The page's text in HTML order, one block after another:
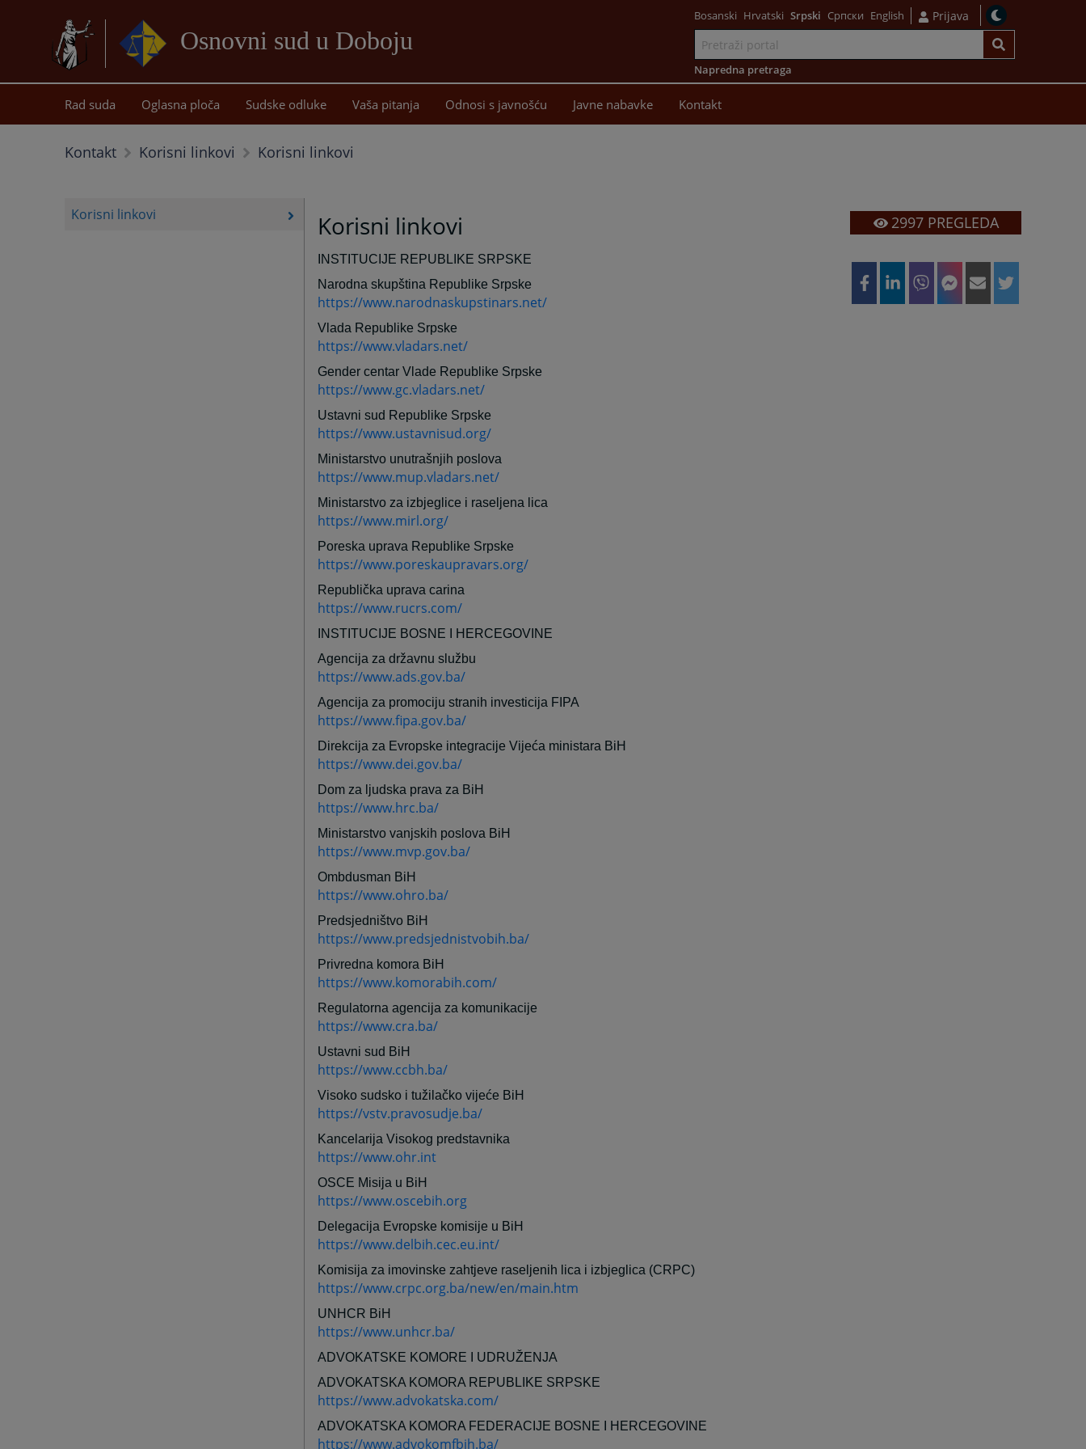
Osnovni sud u Doboju
sadržaj
Bosanski Hrvatski Srpski Српски English Prijava
Napredna pretraga
Rad suda Oglasna ploča Sudske odluke Vaša pitanja Odnosi s javnošću Javne nabavke Kontakt
Kontakt Korisni linkovi Korisni linkovi
Korisni linkovi Korisni linkovi
INSTITUCIJE REPUBLIKE SRPSKE
Narodna skupština Republike Srpske
https://www.narodnaskupstinars.net/
Vlada Republike Srpske
https://www.vladars.net/
Gender centar Vlade Republike Srpske
https://www.gc.vladars.net/
Ustavni sud Republike Srpske
https://www.ustavnisud.org/
Ministarstvo unutrašnjih poslova
https://www.mup.vladars.net/
Ministarstvo za izbjeglice i raseljena lica
https://www.mirl.org/
Poreska uprava Republike Srpske
https://www.poreskaupravars.org/
Republička uprava carina
https://www.rucrs.com/
INSTITUCIJE BOSNE I HERCEGOVINE
Agencija za državnu službu
https://www.ads.gov.ba/
Agencija za promociju stranih investicija FIPA
https://www.fipa.gov.ba/
Direkcija za Evropske integracije Vijeća ministara BiH
https://www.dei.gov.ba/
Dom za ljudska prava za BiH
https://www.hrc.ba/
Ministarstvo vanjskih poslova BiH
https://www.mvp.gov.ba/
Ombdusman BiH
https://www.ohro.ba/
Predsjedništvo BiH
https://www.predsjednistvobih.ba/
Privredna komora BiH
https://www.komorabih.com/
Regulatorna agencija za komunikacije
https://www.cra.ba/
Ustavni sud BiH
https://www.ccbh.ba/
Visoko sudsko i tužilačko vijeće BiH
https://vstv.pravosudje.ba/
Kancelarija Visokog predstavnika
https://www.ohr.int
OSCE Misija u BiH
https://www.oscebih.org
Delegacija Evropske komisije u BiH
https://www.delbih.cec.eu.int/
Komisija za imovinske zahtjeve raseljenih lica i izbjeglica (CRPC)
https://www.crpc.org.ba/new/en/main.htm
UNHCR BiH
https://www.unhcr.ba/
ADVOKATSKE KOMORE I UDRUŽENJA
ADVOKATSKA KOMORA REPUBLIKE SRPSKE
https://www.advokatska.com/
ADVOKATSKA KOMORA FEDERACIJE BOSNE I HERCEGOVINE
https://www.advokomfbih.ba/
2997PREGLEDA